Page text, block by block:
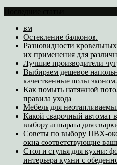
вм
Остекление балконов.
Разновидности
их применения для
Лучшие производители
Выбираем дешевое
качественные полы
Как помыть натяжной
правила ухода
Мебель для
Какой сварочный автомат
выбору аппарата для
Советы по выбору ПВХ-
окна соответствующие
Стол и стулья для кухни:
интерьера кухни с